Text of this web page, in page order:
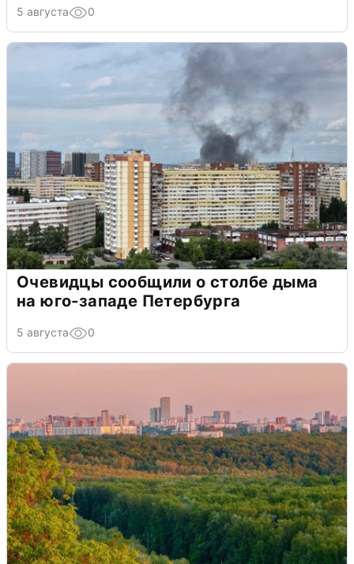
5 августа 0
Очевидцы сообщили о столбе дыма
на юго-западе Петербурга
5 августа 0